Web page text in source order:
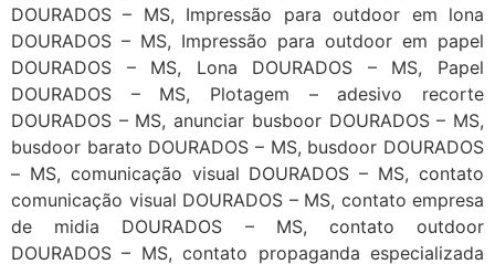
DOURADOS – MS, Impressão para outdoor em lona
DOURADOS – MS, Impressão para outdoor em papel
DOURADOS – MS, Lona DOURADOS – MS, Papel
DOURADOS – MS, Plotagem – adesivo recorte
DOURADOS – MS, anunciar busboor DOURADOS – MS,
busdoor barato DOURADOS – MS, busdoor DOURADOS
– MS, comunicação visual DOURADOS – MS, contato
comunicação visual DOURADOS – MS, contato empresa
de midia DOURADOS – MS, contato outdoor
DOURADOS – MS, contato propaganda especializada